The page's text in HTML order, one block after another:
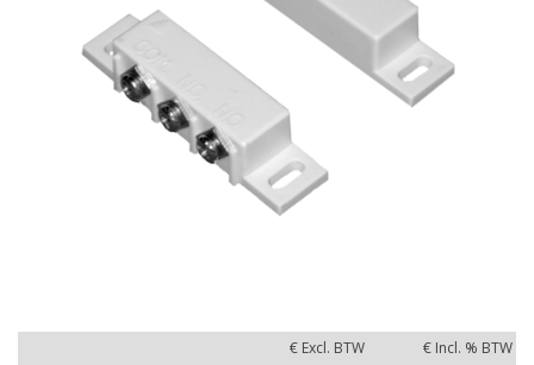
€ Excl. BTW € Incl. % BTW